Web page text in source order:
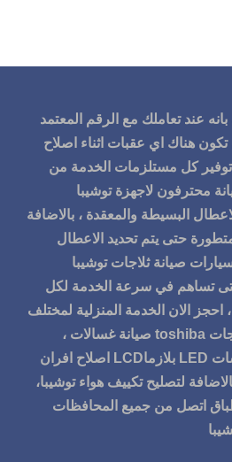
عند تعاملك مع الرقم المعتمد
توشيبا 15472 لن تكون هناك اي عقبات اثناء اصلاح
توفير كل مستلزمات الخدمة من
محترفون لاجهزة توشيبا
البسيطة والمعقدة ، بالاضافة
حتى يتم تحديد الاعطال
صيانة ثلاجات توشيبا
تساهم في سرعة الخدمة لكل
احجز الان الخدمة المنزلية لمختلف
منتجات توشيبا صيانة ثلاجات toshiba صيانة غسالات ،
افضل خدمة لصيانة شاشات LED بلازماLCD اصلاح افران
لتصليح تكييف هواء توشيبا،
اتصل من جميع المحافظات